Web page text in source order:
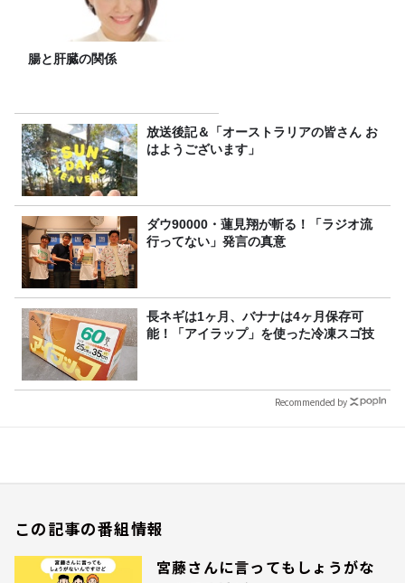
腸と肝臓の関係
放送後記＆「オーストラリアの皆さん お
はようございます」
ダウ90000・蓮見翔が斬る！「ラジオ流
行ってない」発言の真意
長ネギは1ヶ月、バナナは4ヶ月保存可
能！「アイラップ」を使った冷凍スゴ技
Recommended by
この記事の番組情報
宮藤さんに言ってもしょうがな